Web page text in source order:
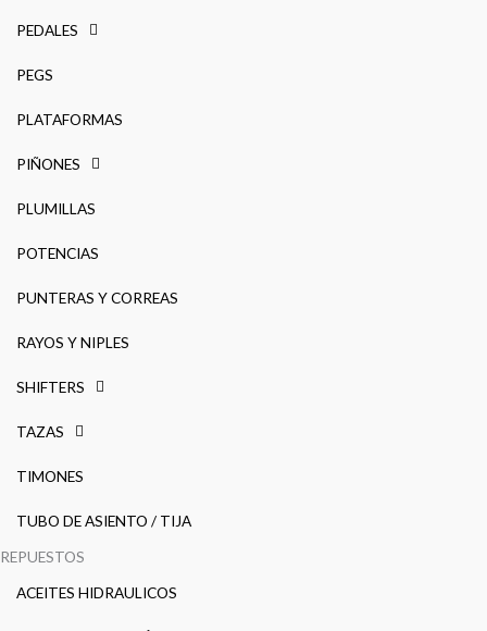
PEDALES
PEGS
PLATAFORMAS
PIÑONES
PLUMILLAS
POTENCIAS
PUNTERAS Y CORREAS
RAYOS Y NIPLES
SHIFTERS
TAZAS
TIMONES
TUBO DE ASIENTO / TIJA
REPUESTOS
ACEITES HIDRAULICOS